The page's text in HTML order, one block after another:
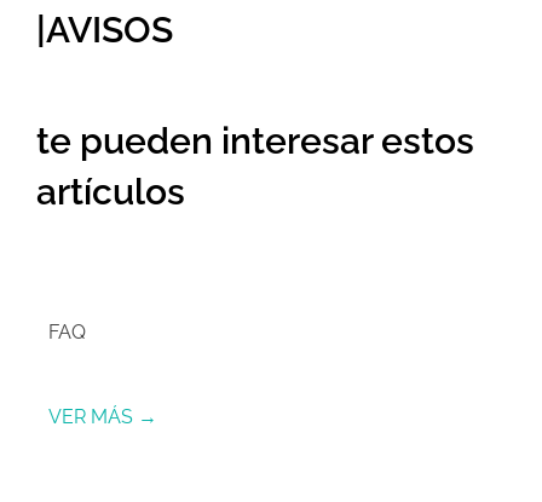
vuelta)
|AVISOS
te pueden interesar estos
artículos
FAQ
VER MÁS →